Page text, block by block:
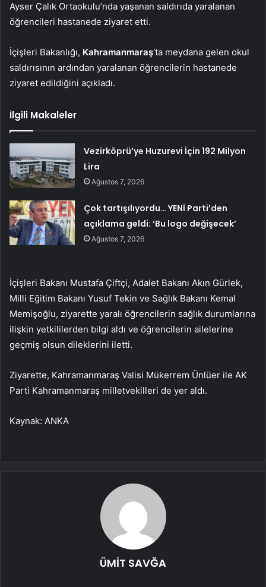
Ayser Çalık Ortaokulu’nda yaşanan saldırıda yaralanan
öğrencileri hastanede ziyaret etti.
İçişleri Bakanlığı, Kahramanmaraş‘ta meydana gelen okul
saldırısının ardından yaralanan öğrencilerin hastanede
ziyaret edildiğini açıkladı.
İlgili Makaleler
Vezirköprü’ye Huzurevi İçin 192 Milyon
Lira
Ağustos 7, 2026
Çok tartışılıyordu… YENİ Parti’den
açıklama geldi: ‘Bu logo değişecek’
Ağustos 7, 2026
İçişleri Bakanı Mustafa Çiftçi, Adalet Bakanı Akın Gürlek,
Milli Eğitim Bakanı Yusuf Tekin ve Sağlık Bakanı Kemal
Memişoğlu, ziyarette yaralı öğrencilerin sağlık durumlarına
ilişkin yetkililerden bilgi aldı ve öğrencilerin ailelerine
geçmiş olsun dileklerini iletti.
Ziyarette, Kahramanmaraş Valisi Mükerrem Ünlüer ile AK
Parti Kahramanmaraş milletvekilleri de yer aldı.
Kaynak: ANKA
ÜMİT SAVĞA